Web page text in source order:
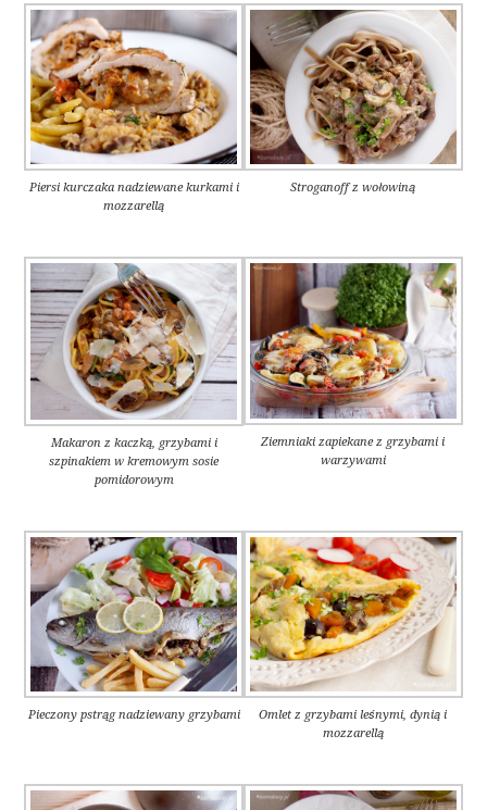
Piersi kurczaka nadziewane kurkami i
mozzarellą
Stroganoff z wołowiną
Makaron z kaczką, grzybami i
szpinakiem w kremowym sosie
pomidorowym
Ziemniaki zapiekane z grzybami i
warzywami
Pieczony pstrąg nadziewany grzybami
Omlet z grzybami leśnymi, dynią i
mozzarellą